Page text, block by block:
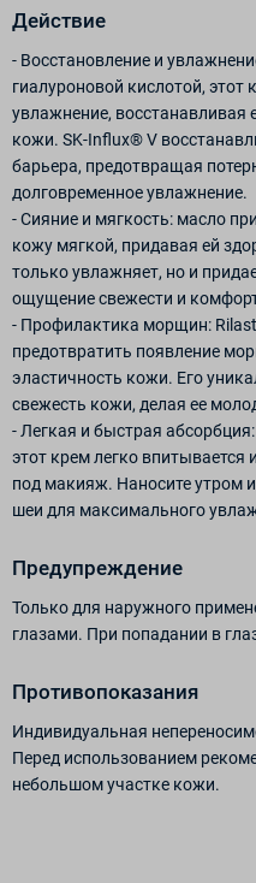
Действие
- Восстановление и
гиалуроновой кислотой, этот
увлажнение, восстанавливая
кожи. SK-Influx® V
барьера, предотвращая
долговременное увлажнение.
- Сияние и мягкость: масло
кожу мягкой, придавая ей
только увлажняет, но и
ощущение свежести и
- Профилактика морщин:
предотвратить появление
эластичность кожи. Его
свежесть кожи, делая ее
- Легкая и быстрая
этот крем легко впитывается
под макияж. Наносите утром
шеи для максимального
Предупреждение
Только для наружного
глазами. При попадании в
Противопоказания
Индивидуальная
Перед использованием
небольшом участке кожи.